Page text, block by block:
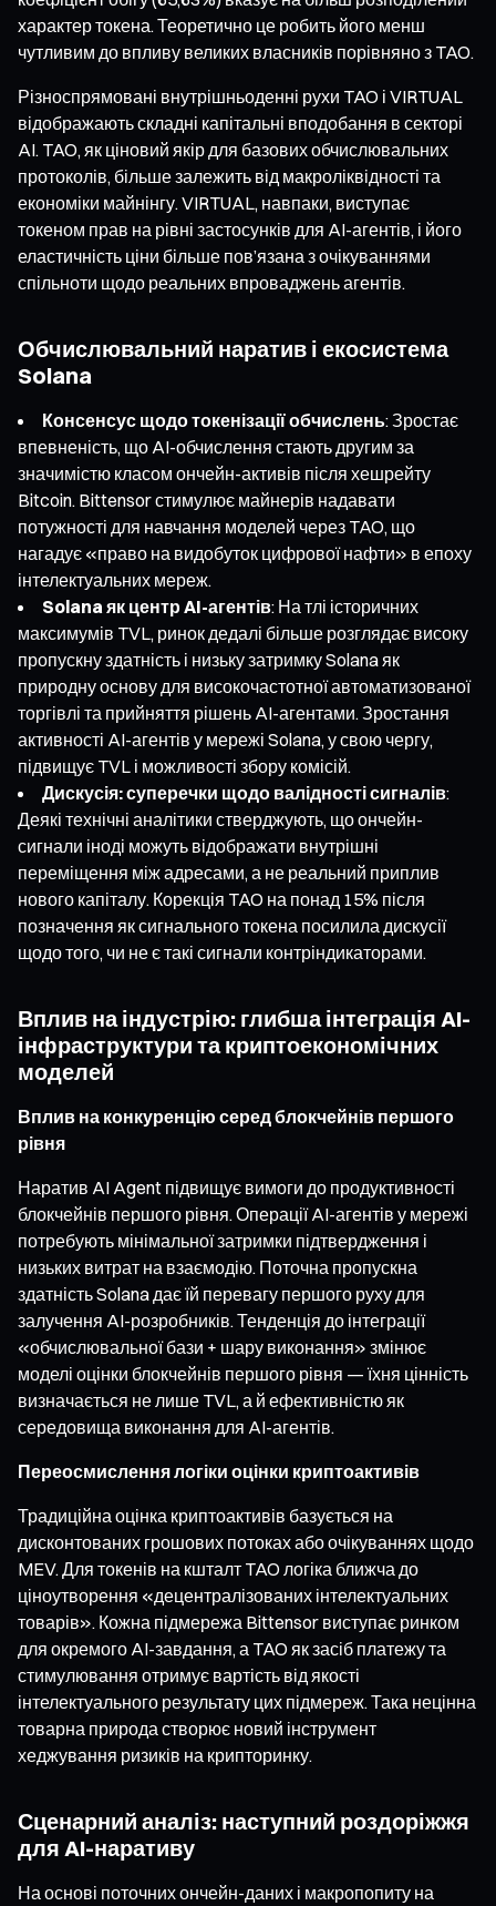
характер токена. Теоретично це робить його менш
чутливим до впливу великих власників порівняно з TAO.
Різноспрямовані внутрішньоденні рухи TAO і VIRTUAL
відображають складні капітальні вподобання в секторі
AI. TAO, як ціновий якір для базових обчислювальних
протоколів, більше залежить від макроліквідності та
економіки майнінгу. VIRTUAL, навпаки, виступає
токеном прав на рівні застосунків для AI-агентів, і його
еластичність ціни більше пов’язана з очікуваннями
спільноти щодо реальних впроваджень агентів.
Обчислювальний наратив і екосистема
Solana
Консенсус щодо токенізації обчислень: Зростає
впевненість, що AI-обчислення стають другим за
значимістю класом ончейн-активів після хешрейту
Bitcoin. Bittensor стимулює майнерів надавати
потужності для навчання моделей через TAO, що
нагадує «право на видобуток цифрової нафти» в епоху
інтелектуальних мереж.
Solana як центр AI-агентів: На тлі історичних
максимумів TVL, ринок дедалі більше розглядає високу
пропускну здатність і низьку затримку Solana як
природну основу для високочастотної автоматизованої
торгівлі та прийняття рішень AI-агентами. Зростання
активності AI-агентів у мережі Solana, у свою чергу,
підвищує TVL і можливості збору комісій.
Дискусія: суперечки щодо валідності сигналів:
Деякі технічні аналітики стверджують, що ончейн-
сигнали іноді можуть відображати внутрішні
переміщення між адресами, а не реальний приплив
нового капіталу. Корекція TAO на понад 15% після
позначення як сигнального токена посилила дискусії
щодо того, чи не є такі сигнали контріндикаторами.
Вплив на індустрію: глибша інтеграція AI-
інфраструктури та криптоекономічних
моделей
Вплив на конкуренцію серед блокчейнів першого
рівня
Наратив AI Agent підвищує вимоги до продуктивності
блокчейнів першого рівня. Операції AI-агентів у мережі
потребують мінімальної затримки підтвердження і
низьких витрат на взаємодію. Поточна пропускна
здатність Solana дає їй перевагу першого руху для
залучення AI-розробників. Тенденція до інтеграції
«обчислювальної бази + шару виконання» змінює
моделі оцінки блокчейнів першого рівня — їхня цінність
визначається не лише TVL, а й ефективністю як
середовища виконання для AI-агентів.
Переосмислення логіки оцінки криптоактивів
Традиційна оцінка криптоактивів базується на
дисконтованих грошових потоках або очікуваннях щодо
MEV. Для токенів на кшталт TAO логіка ближча до
ціноутворення «децентралізованих інтелектуальних
товарів». Кожна підмережа Bittensor виступає ринком
для окремого AI-завдання, а TAO як засіб платежу та
стимулювання отримує вартість від якості
інтелектуального результату цих підмереж. Така нецінна
товарна природа створює новий інструмент
хеджування ризиків на крипторинку.
Сценарний аналіз: наступний роздоріжжя
для AI-наративу
На основі поточних ончейн-даних і макропопиту на